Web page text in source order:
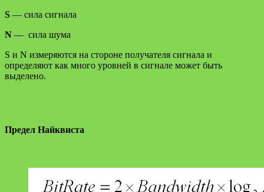
S — сила сигнала
N — сила шума
S и N измеряются на стороне получателя сигнала и
определяют как много уровней в сигнале может быть
выделено.
Предел Найквиста